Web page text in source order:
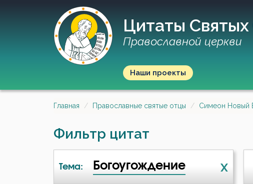
Цитаты Святых
Православной церкви
Наши проекты
Главная Православные святые отцы Симеон Новый
Фильтр цитат
Тема: Богоугождение X